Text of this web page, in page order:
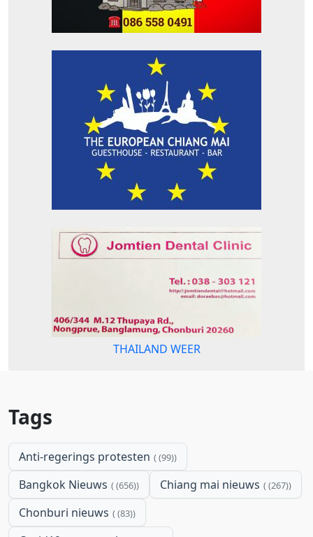
THAILAND WEER
Tags
Anti-regerings protesten (99)
Bangkok Nieuws (656) Chiang mai nieuws (267)
Chonburi nieuws (83)